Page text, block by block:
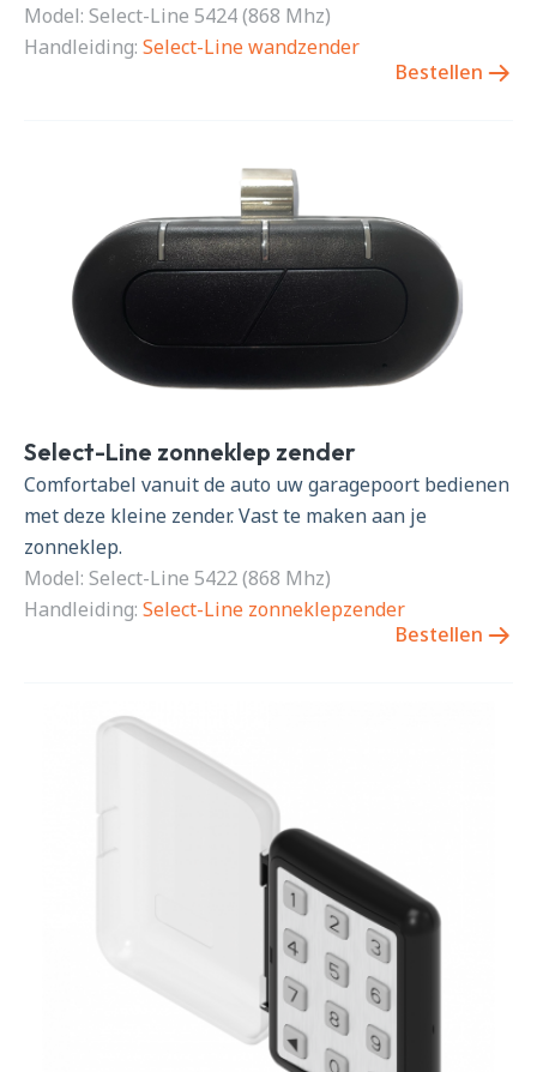
Model: Select-Line 5424 (868 Mhz)
Handleiding: Select-Line wandzender
Bestellen
Select-Line zonneklep zender
Comfortabel vanuit de auto uw garagepoort bedienen
met deze kleine zender. Vast te maken aan je
zonneklep.
Model: Select-Line 5422 (868 Mhz)
Handleiding: Select-Line zonneklepzender
Bestellen